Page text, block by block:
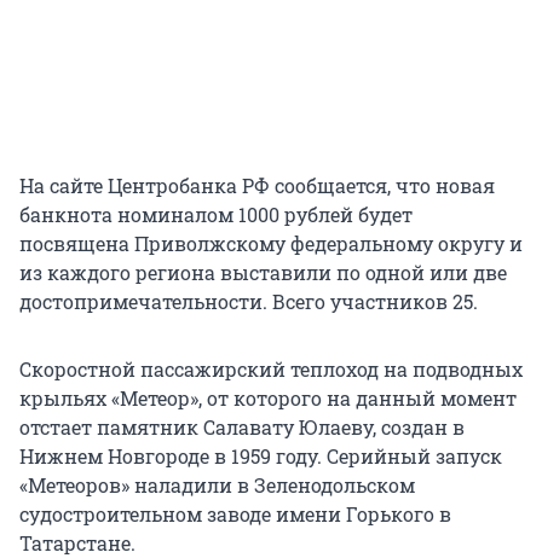
На сайте Центробанка РФ сообщается, что новая
банкнота номиналом 1000 рублей будет
посвящена Приволжскому федеральному округу и
из каждого региона выставили по одной или две
достопримечательности. Всего участников 25.
Скоростной пассажирский теплоход на подводных
крыльях «Метеор», от которого на данный момент
отстает памятник Салавату Юлаеву, создан в
Нижнем Новгороде в 1959 году. Серийный запуск
«Метеоров» наладили в Зеленодольском
судостроительном заводе имени Горького в
Татарстане.